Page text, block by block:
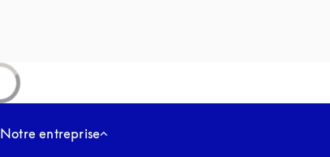
Notre entreprise